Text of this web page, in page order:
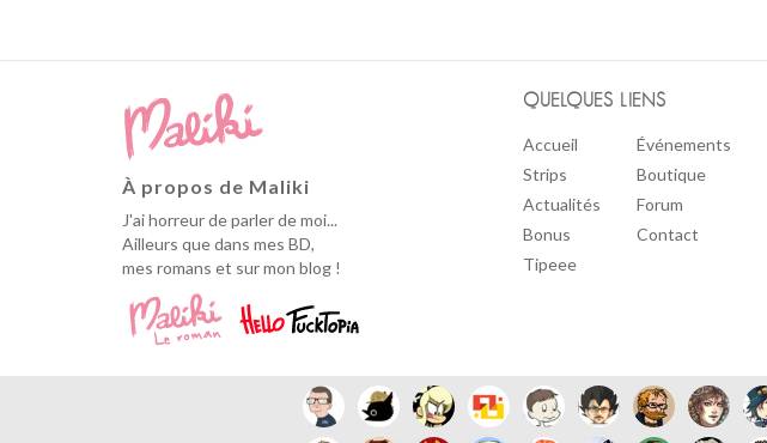
À propos de Maliki
J'ai horreur de parler de moi...
Ailleurs que dans mes BD,
mes romans et sur mon blog !
QUELQUES LIENS
Accueil
Strips
Actualités
Bonus
Tipeee
Événements
Boutique
Forum
Contact